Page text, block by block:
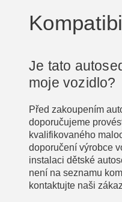
Je tato
moje vozidlo?
Před zakoupením
doporučujeme
kvalifikovaného
doporučení výrobce
instalaci dětské
není na seznamu
kontaktujte naši